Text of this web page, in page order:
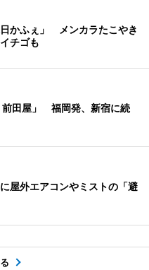
かふぇ」 メンカラたこやき
チゴも
前田屋」 福岡発、新宿に続
屋外エアコンやミストの「避